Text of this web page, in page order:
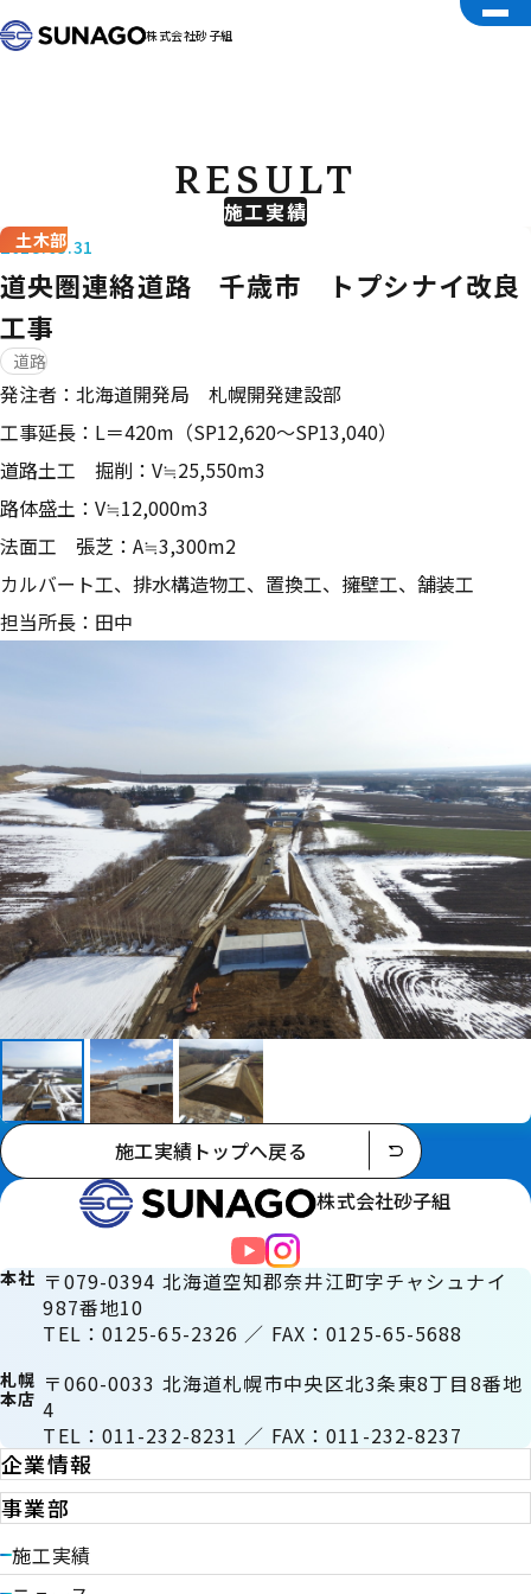
株式会社砂子組
施工実績
RESULT
土木部
2018.03.31
道央圏連絡道路 千歳市 トプシナイ改良
工事
道路
発注者：北海道開発局 札幌開発建設部
工事延長：L＝420m（SP12,620～SP13,040）
道路土工 掘削：V≒25,550m3
路体盛土：V≒12,000m3
法面工 張芝：A≒3,300m2
カルバート工、排水構造物工、置換工、擁壁工、舗装工
担当所長：田中
施工実績トップへ戻る
株式会社砂子組
本社 〒079-0394 北海道空知郡奈井江町字チャシュナイ
987番地10
TEL：0125-65-2326 ／ FAX：0125-65-5688
札幌
本店
〒060-0033 北海道札幌市中央区北3条東8丁目8番地
4
TEL：011-232-8231 ／ FAX：011-232-8237
企業情報
事業部
施工実績